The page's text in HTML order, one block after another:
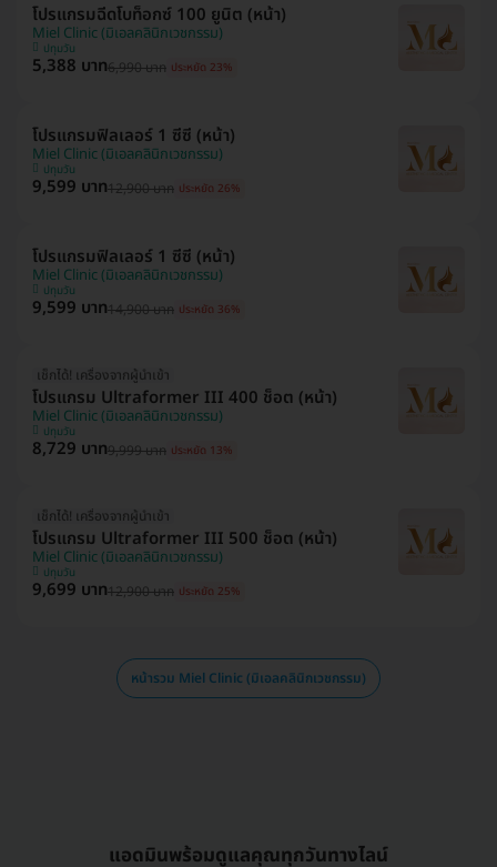
โปรแกรมฉีดโบท็อกซ์ 100 ยูนิต (หน้า)
Miel Clinic (มิเอลคลินิกเวชกรรม)
ปทุมวัน
5,388 บาท6,990 บาท ประหยัด 23%
โปรแกรมฟิลเลอร์ 1 ซีซี (หน้า)
Miel Clinic (มิเอลคลินิกเวชกรรม)
ปทุมวัน
9,599 บาท12,900 บาท ประหยัด 26%
โปรแกรมฟิลเลอร์ 1 ซีซี (หน้า)
Miel Clinic (มิเอลคลินิกเวชกรรม)
ปทุมวัน
9,599 บาท14,900 บาท ประหยัด 36%
เช็กได้! เครื่องจากผู้นำเข้า
โปรแกรม Ultraformer III 400 ช็อต (หน้า)
Miel Clinic (มิเอลคลินิกเวชกรรม)
ปทุมวัน
8,729 บาท9,999 บาท ประหยัด 13%
เช็กได้! เครื่องจากผู้นำเข้า
โปรแกรม Ultraformer III 500 ช็อต (หน้า)
Miel Clinic (มิเอลคลินิกเวชกรรม)
ปทุมวัน
9,699 บาท12,900 บาท ประหยัด 25%
หน้ารวม Miel Clinic (มิเอลคลินิกเวชกรรม)
แอดมินพร้อมดูแลคุณทุกวันทางไลน์